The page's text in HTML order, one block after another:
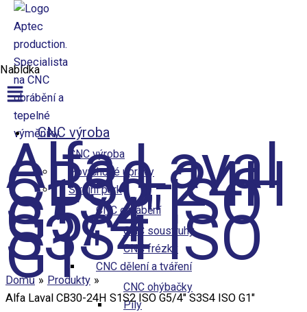
Přeskočit na obsah
Aptec production
Nabídka
CNC výroba
CNC výroba
Povrchové úpravy
Strojní park
CNC obrábění
CNC soustruhy
CNC frézky
CNC dělení a tváření
CNC ohýbačky
Pily
Alfa Laval
CB30-24H
S1S2 ISO
G5/4″
S3S4 ISO
G1″
Domů
Produkty
Alfa Laval CB30-24H S1S2 ISO G5/4″ S3S4 ISO G1″